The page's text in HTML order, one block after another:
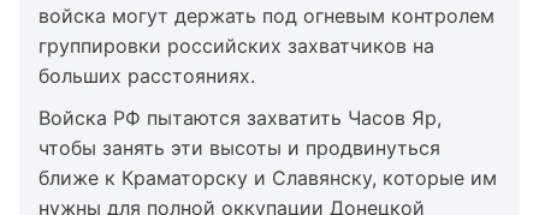
войска могут держать под огневым контролем
группировки российских захватчиков на
больших расстояниях.
Войска РФ пытаются захватить Часов Яр,
чтобы занять эти высоты и продвинуться
ближе к Краматорску и Славянску, которые им
нужны для полной оккупации Донецкой